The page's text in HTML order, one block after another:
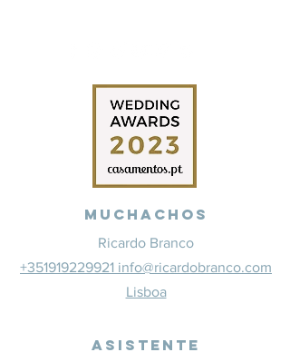
Muchachos
Ricardo Branco
+351919229921 info@ricardobranco.com
Lisboa
Asistente